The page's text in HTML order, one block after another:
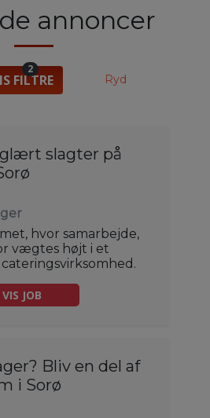
annoncer
FILTRE
2
Ryd
slagter på
hvor samarbejde,
vægtes højt i et
VIS JOB
Bliv en del af
i Sorø